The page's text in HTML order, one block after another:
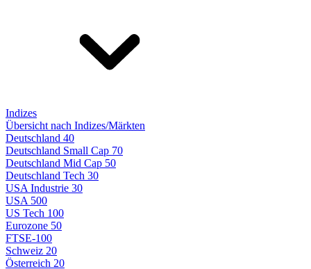
Indizes
Übersicht nach Indizes/Märkten
Deutschland 40
Deutschland Small Cap 70
Deutschland Mid Cap 50
Deutschland Tech 30
USA Industrie 30
USA 500
US Tech 100
Eurozone 50
FTSE-100
Schweiz 20
Österreich 20